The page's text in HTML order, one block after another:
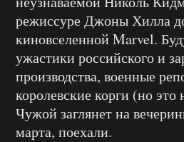
режиссуре Джоны Хилла
киновселенной Marvel.
ужастики российского и
производства, военные
королевские корги (но
Чужой заглянет на
марта, поехали.